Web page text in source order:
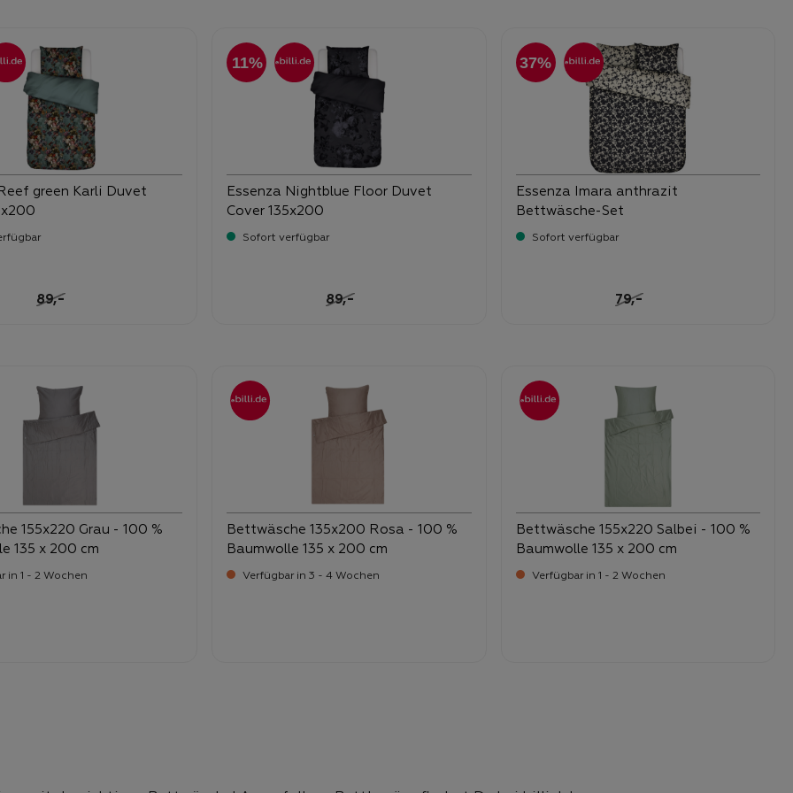
green Karli Duvet
Regulärer Preis:
89,-
11%
Essenza Nightblue Floor Duvet
Cover 135x200
Sofort verfügbar
Regulärer Preis:
89,-
Verkaufspreis:
37%
Essenza Imara anthrazit
Bettwäsche-Set
Sofort verfügbar
Regulärer Preis:
79,-
Verkaufspreis:
155x220 Grau - 100 %
135 x 200 cm
in 1 - 2 Wochen
Bettwäsche 135x200 Rosa - 100 %
Baumwolle 135 x 200 cm
Verfügbar in 3 - 4 Wochen
Bettwäsche 155x220 Salbei - 100 %
Baumwolle 135 x 200 cm
Verfügbar in 1 - 2 Wochen